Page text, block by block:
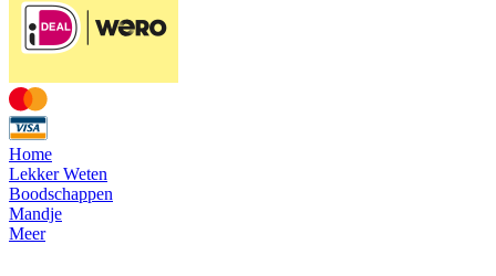
Home
Lekker Weten
Boodschappen
Mandje
Meer